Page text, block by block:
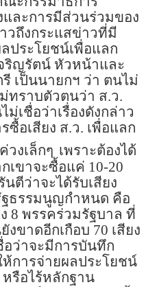
ละการมีส่วนร่วมของ
ถึงกระแสข่าวที่มี
ประโยชน์เพื่อแลก
ริญรัตน์ หัวหน้าและ
เป็นนายกฯ ว่า ตนไม่
ทราบตัวตนว่า ส.ว.
ม่เชื่อว่าเรื่องดังกล่าว
ซื้อเสียง ส.ว. เพื่อแลก
วงเล็กๆ เพราะต้องได้
กเขาจะซื้อแค่ 10-20
นตีว่าจะได้รับเสียง
ธรรมนูญกำหนด คือ
8 พรรคร่วมรัฐบาล ที่
งขาดอีกเกือบ 70 เสียง
ว่าจะมีการบันทึก
การจ่ายผลประโยชน์
รือไร้หลักฐาน